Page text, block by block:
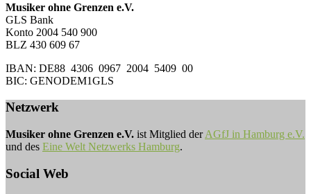
Musiker ohne Grenzen e.V.
GLS Bank
Konto 2004 540 900
BLZ 430 609 67
IBAN: DE88 4306 0967 2004 5409 00
BIC: GENODEM1GLS
Netzwerk
Musiker ohne Grenzen e.V. ist Mitglied derAGfJ in Hamburg e.V.
und des Eine Welt Netzwerks Hamburg.
Social Web